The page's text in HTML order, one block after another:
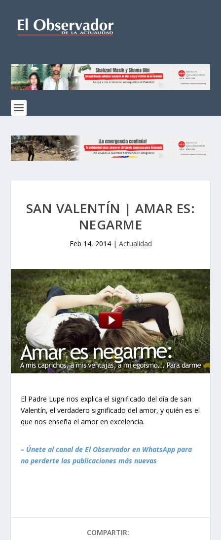
SAN VALENTÍN | AMAR ES:
NEGARME
Feb 14, 2014| Actualidad
El Padre Lupe nos explica el significado del día de san
Valentín, el verdadero significado del amor, y quién es el
que nos enseña el amor en excelencia.
– Únete al canal de El Observador en WhatsApp para
no perderte las publicaciones más nuevas
COMPARTIR: